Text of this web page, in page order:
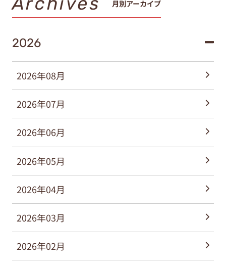
月別アーカイブ
2026
2026年08月
2026年07月
2026年06月
2026年05月
2026年04月
2026年03月
2026年02月